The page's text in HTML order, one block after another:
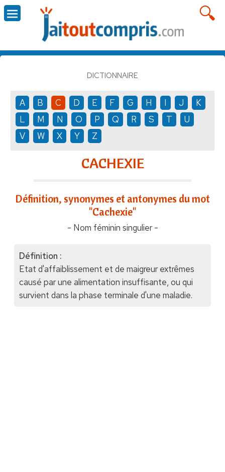
DICTIONNAIRE
A B C D E F G H I J
K
L
M N O P Q R S T
U
V
W X Y Z
CACHEXIE
Définition, synonymes et antonymes du mot
"Cachexie"
- Nom féminin singulier -
Définition :
Etat d'affaiblissement et de maigreur extrêmes
causé par une alimentation insuffisante, ou qui
survient dans la phase terminale d'une maladie.